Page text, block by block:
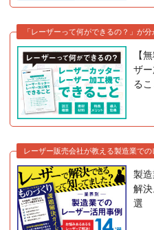
「レーザーって何ができるの？」が
【
ザ
る
レーザー販売会社が教える製造業で
製
解
選